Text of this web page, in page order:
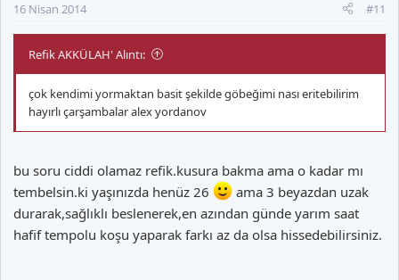
:
16 Nisan 2014 #11
Refik AKKÜLAH' Alıntı:
çok kendimi yormaktan basit şekilde göbeğimi nası eritebilirim
hayırlı çarşambalar alex yordanov
bu soru ciddi olamaz refik.kusura bakma ama o kadar mı
tembelsin.ki yaşınızda henüz 26
ama 3 beyazdan uzak
durarak,sağlıklı beslenerek,en azından günde yarım saat
hafif tempolu koşu yaparak farkı az da olsa hissedebilirsiniz.